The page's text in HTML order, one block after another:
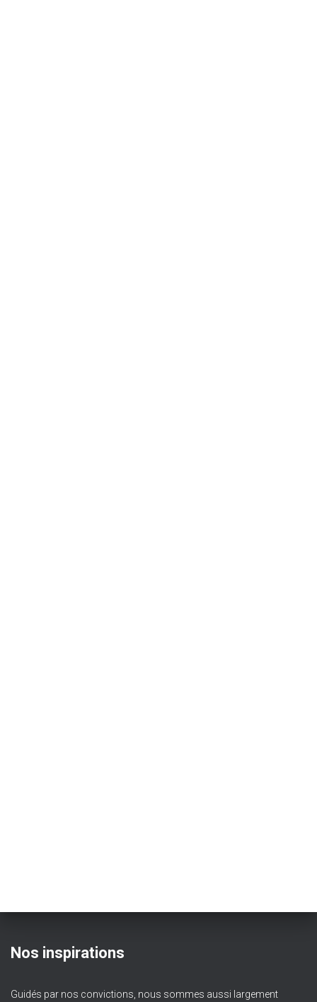
Nos inspirations
Guidés par nos convictions, nous sommes aussi largement